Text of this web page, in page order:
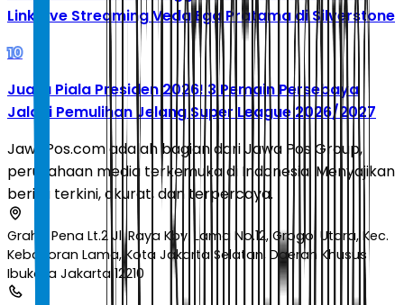
Link Live Streaming Veda Ega Pratama di Silverstone
10
Juara Piala Presiden 2026! 3 Pemain Persebaya
Jalani Pemulihan Jelang Super League 2026/2027
JawaPos.com adalah bagian dari Jawa Pos Group,
perusahaan media terkemuka di Indonesia. Menyajikan
berita terkini, akurat, dan terpercaya.
Graha Pena Lt.2 Jl. Raya Kby. Lama No.12, Grogol Utara, Kec.
Kebayoran Lama, Kota Jakarta Selatan, Daerah Khusus
Ibukota Jakarta 12210